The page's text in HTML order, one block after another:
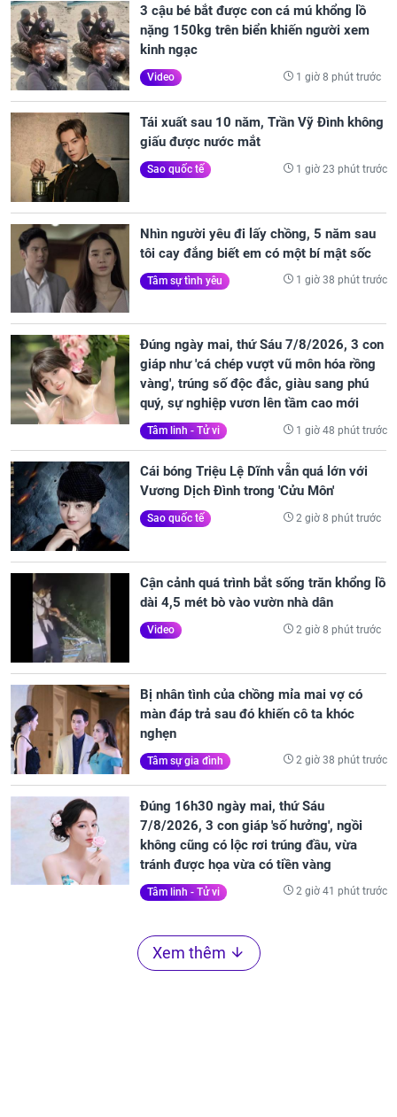
3 cậu bé bắt được con cá mú khổng lồ
nặng 150kg trên biển khiến người xem
kinh ngạc
Video 1 giờ 8 phút trước
Tái xuất sau 10 năm, Trần Vỹ Đình không
giấu được nước mắt
Sao quốc tế 1 giờ 23 phút trước
Nhìn người yêu đi lấy chồng, 5 năm sau
tôi cay đắng biết em có một bí mật sốc
Tâm sự tình yêu 1 giờ 38 phút trước
Đúng ngày mai, thứ Sáu 7/8/2026, 3 con
giáp như 'cá chép vượt vũ môn hóa rồng
vàng', trúng số độc đắc, giàu sang phú
quý, sự nghiệp vươn lên tầm cao mới
Tâm linh - Tử vi 1 giờ 48 phút trước
Cái bóng Triệu Lệ Dĩnh vẫn quá lớn với
Vương Dịch Đình trong 'Cửu Môn'
Sao quốc tế 2 giờ 8 phút trước
Cận cảnh quá trình bắt sống trăn khổng lồ
dài 4,5 mét bò vào vườn nhà dân
Video 2 giờ 8 phút trước
Bị nhân tình của chồng mỉa mai vợ có
màn đáp trả sau đó khiến cô ta khóc
nghẹn
Tâm sự gia đình 2 giờ 38 phút trước
Đúng 16h30 ngày mai, thứ Sáu
7/8/2026, 3 con giáp 'số hưởng', ngồi
không cũng có lộc rơi trúng đầu, vừa
tránh được họa vừa có tiền vàng
Tâm linh - Tử vi 2 giờ 41 phút trước
Xem thêm